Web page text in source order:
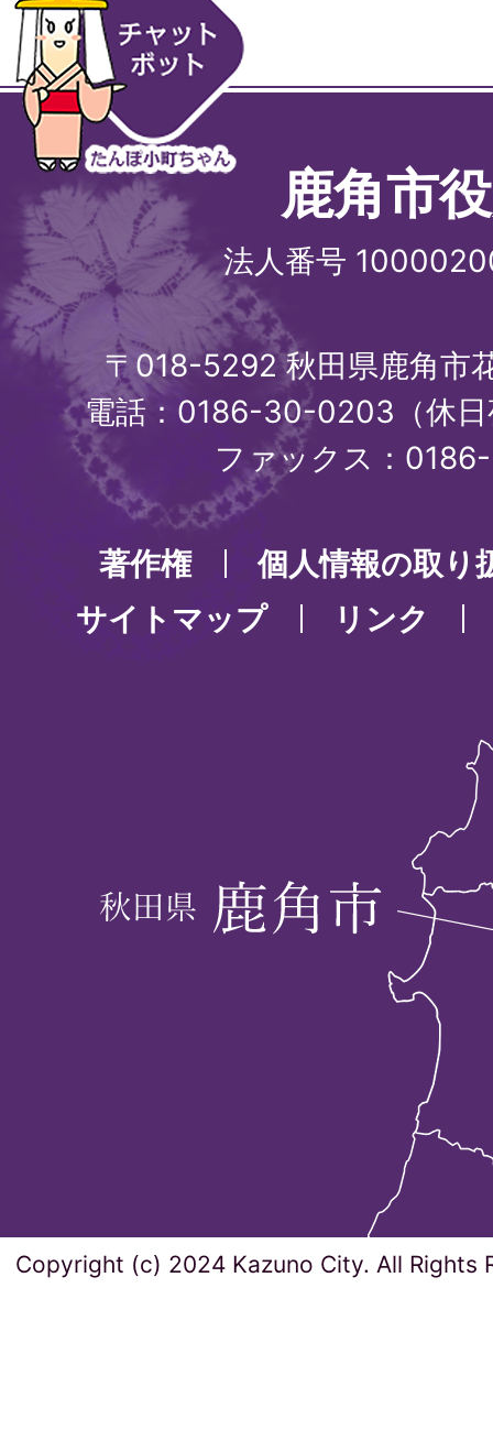
鹿角市
法人番号
〒018-5292 秋田県鹿角市
電話：0186-30-0203（休
ファックス：
著作権
個人情報の取り
サイトマップ
リンク
Copyright (c) 2024 Kazuno City. All Rights